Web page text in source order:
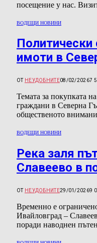
посещение у нас.
ВОДЕЩИ НОВИНИ
Политически
имоти в
ОТ НЕУДОБНИТЕ08/02/20267
Темата за покупката
граждани в Северна
общественото
ВОДЕЩИ НОВИНИ
Река заля
Славеево в
ОТ НЕУДОБНИТЕ29/01/20269
Временно е
Ивайловград –
поради наводнен